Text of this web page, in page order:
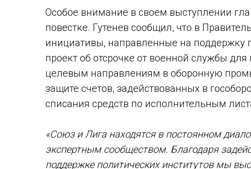
Особое внимание в своем выступлении
повестке. Гутенев сообщил, что в
инициативы, направленные на поддержку
проект об отсрочке от военной службы
целевым направлениям в оборонную
защите счетов, задействованных в
списания средств по исполнительным
«Союз и Лига находятся в постоянном
экспертным сообществом. Благодаря
поддержке политических институтов мы